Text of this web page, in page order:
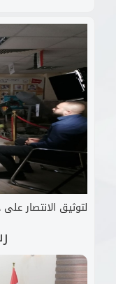
لتوثيق الانتصار